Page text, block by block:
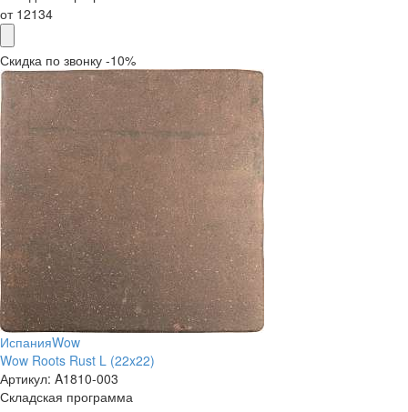
от 12134
Скидка по звонку -10%
ИспанияWow
Wow Roots Rust L (22x22)
Артикул: A1810-003
Складская программа